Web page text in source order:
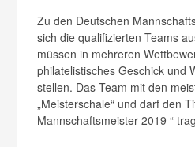
Zu den Deutschen
sich die qualifizierten Teams
müssen in mehreren
philatelistisches Geschick und
stellen. Das Team mit den
„Meisterschale“ und darf den
Mannschaftsmeister 2019 “